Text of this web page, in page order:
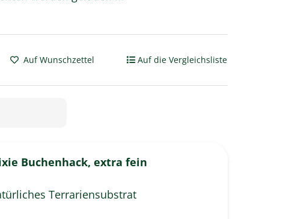
Auf Wunschzettel Auf die Vergleichsliste
Buchenhack, extra fein
Terrariensubstrat